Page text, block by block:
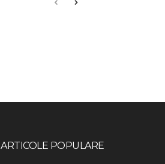
ARTICOLE POPULARE